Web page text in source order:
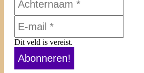
Dit veld is vereist.